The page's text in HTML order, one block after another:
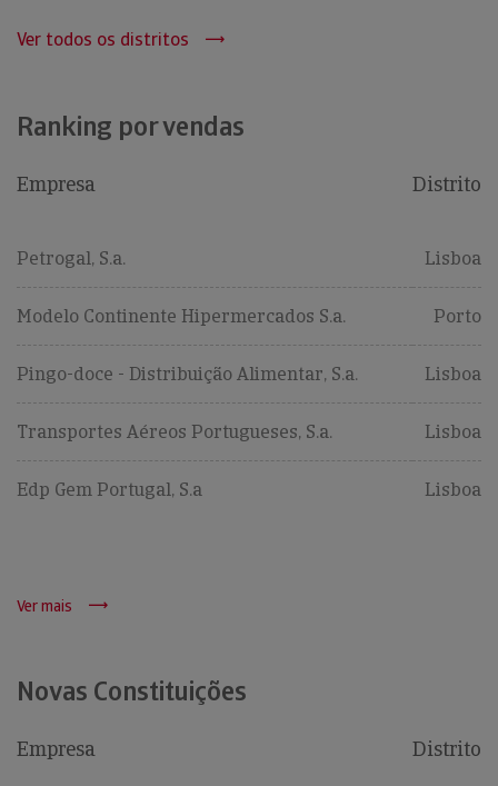
Ver todos os distritos
Ranking por vendas
Empresa Distrito
Petrogal, S.a. Lisboa
Modelo Continente Hipermercados S.a. Porto
Pingo-doce - Distribuição Alimentar, S.a. Lisboa
Transportes Aéreos Portugueses, S.a. Lisboa
Edp Gem Portugal, S.a Lisboa
Ver mais
Novas Constituições
Empresa Distrito